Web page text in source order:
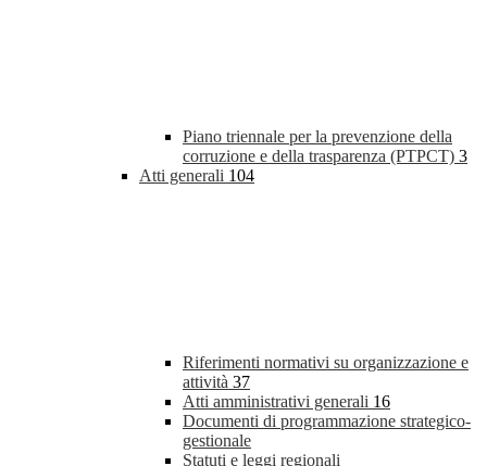
Piano triennale per la prevenzione della
corruzione e della trasparenza (PTPCT) 3
Atti generali 104
Riferimenti normativi su organizzazione e
attività 37
Atti amministrativi generali 16
Documenti di programmazione strategico-
gestionale
Statuti e leggi regionali